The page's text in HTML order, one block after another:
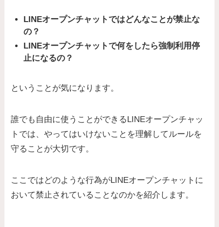
LINEオープンチャットではどんなことが禁止な
の？
LINEオープンチャットで何をしたら強制利用停
止になるの？
ということが気になります。
誰でも自由に使うことができるLINEオープンチャッ
トでは、やってはいけないことを理解してルールを
守ることが大切です。
ここではどのような行為がLINEオープンチャットに
おいて禁止されていることなのかを紹介します。